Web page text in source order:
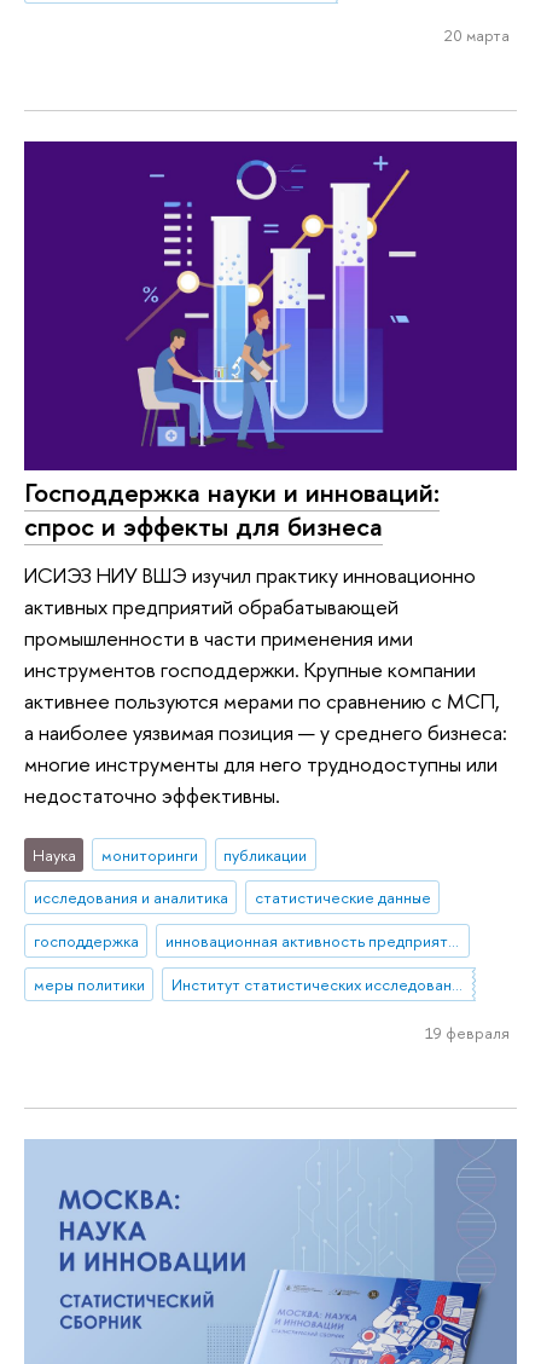
20 марта
Господдержка науки и инноваций:
спрос и эффекты для бизнеса
ИСИЭЗ НИУ ВШЭ изучил практику инновационно
активных предприятий обрабатывающей
промышленности в части применения ими
инструментов господдержки. Крупные компании
активнее пользуются мерами по сравнению с МСП,
а наиболее уязвимая позиция — у среднего бизнеса:
многие инструменты для него труднодоступны или
недостаточно эффективны.
Наука мониторинги
публикации
исследования и аналитика
статистические данные
господдержка
инновационная активность предприятий
меры политики
Институт статистических исследований и экономики знаний
19 февраля